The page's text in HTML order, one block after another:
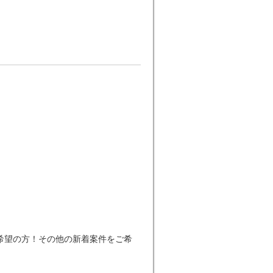
の方！その他の新着案件をご希